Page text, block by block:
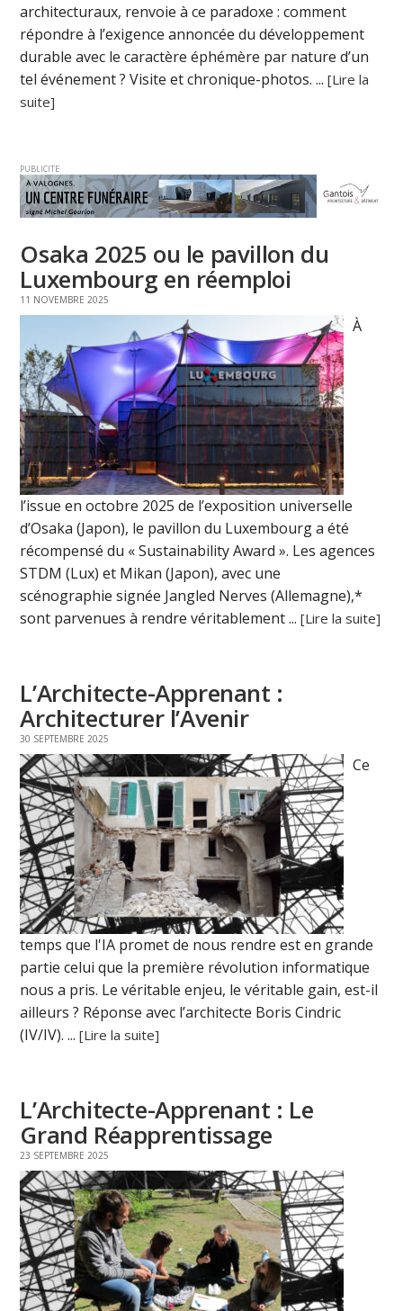
architecturaux, renvoie à ce paradoxe : comment
répondre à l’exigence annoncée du développement
durable avec le caractère éphémère par nature d’un
tel événement ? Visite et chronique-photos. ...[Lire la
suite]
PUBLICITE
Osaka 2025 ou le pavillon du
Luxembourg en réemploi
11 NOVEMBRE 2025
À
l’issue en octobre 2025 de l’exposition universelle
d’Osaka (Japon), le pavillon du Luxembourg a été
récompensé du « Sustainability Award ». Les agences
STDM (Lux) et Mikan (Japon), avec une
scénographie signée Jangled Nerves (Allemagne),*
sont parvenues à rendre véritablement ...[Lire la suite]
L’Architecte-Apprenant :
Architecturer l’Avenir
30 SEPTEMBRE 2025
Ce
temps que l'IA promet de nous rendre est en grande
partie celui que la première révolution informatique
nous a pris. Le véritable enjeu, le véritable gain, est-il
ailleurs ? Réponse avec l’architecte Boris Cindric
(IV/IV). ...[Lire la suite]
L’Architecte-Apprenant : Le
Grand Réapprentissage
23 SEPTEMBRE 2025